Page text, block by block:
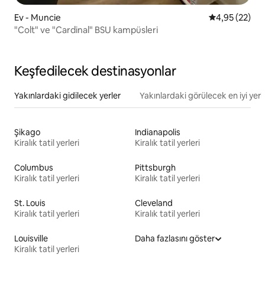
Ev - Muncie 5 üzerinden
4,95 (22)
"Colt" ve "Cardinal" BSU kampüsleri
Keşfedilecek destinasyonlar
Yakınlardaki gidilecek yerler Yakınlardaki görülecek en iyi
Şikago
Kiralık tatil yerleri
Indianapolis
Kiralık tatil yerleri
Columbus
Kiralık tatil yerleri
Pittsburgh
Kiralık tatil yerleri
St. Louis
Kiralık tatil yerleri
Cleveland
Kiralık tatil yerleri
Louisville
Kiralık tatil yerleri
Daha fazlasını göster